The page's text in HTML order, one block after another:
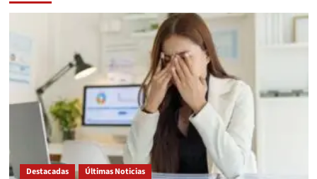
Destacadas Últimas Noticias